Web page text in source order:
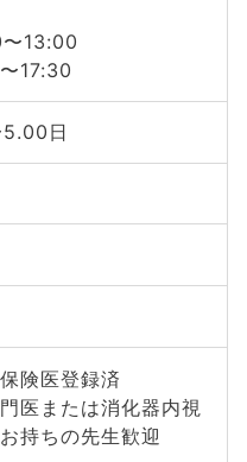
13:00
17:30
日
険医登録済
医または消化器内視
持ちの先生歓迎